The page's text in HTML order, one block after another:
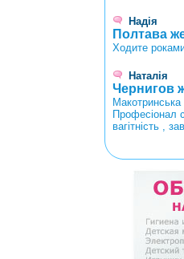
Надія
Полтава
Ходите
Наталія
Чернигов
Професіонал
вагітність ,